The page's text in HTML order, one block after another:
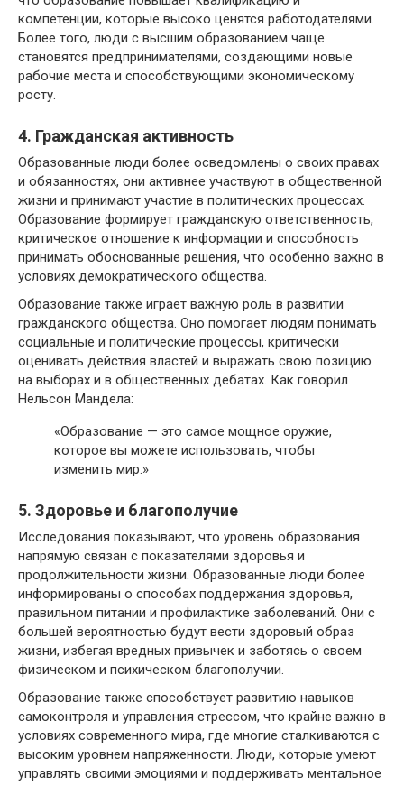
компетенции, которые высоко ценятся работодателями.
Более того, люди с высшим образованием чаще
становятся предпринимателями, создающими новые
рабочие места и способствующими экономическому
росту.
4. Гражданская активность
Образованные люди более осведомлены о своих правах
и обязанностях, они активнее участвуют в общественной
жизни и принимают участие в политических процессах.
Образование формирует гражданскую ответственность,
критическое отношение к информации и способность
принимать обоснованные решения, что особенно важно в
условиях демократического общества.
Образование также играет важную роль в развитии
гражданского общества. Оно помогает людям понимать
социальные и политические процессы, критически
оценивать действия властей и выражать свою позицию
на выборах и в общественных дебатах. Как говорил
Нельсон Мандела:
«Образование — это самое мощное оружие,
которое вы можете использовать, чтобы
изменить мир.»
5. Здоровье и благополучие
Исследования показывают, что уровень образования
напрямую связан с показателями здоровья и
продолжительности жизни. Образованные люди более
информированы о способах поддержания здоровья,
правильном питании и профилактике заболеваний. Они с
большей вероятностью будут вести здоровый образ
жизни, избегая вредных привычек и заботясь о своем
физическом и психическом благополучии.
Образование также способствует развитию навыков
самоконтроля и управления стрессом, что крайне важно в
условиях современного мира, где многие сталкиваются с
высоким уровнем напряженности. Люди, которые умеют
управлять своими эмоциями и поддерживать ментальное